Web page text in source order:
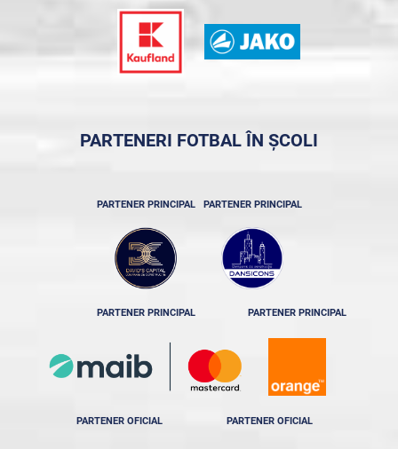
PARTENERI FOTBAL ÎN ȘCOLI
PARTENER PRINCIPAL PARTENER PRINCIPAL
PARTENER PRINCIPAL PARTENER PRINCIPAL
PARTENER OFICIAL PARTENER OFICIAL